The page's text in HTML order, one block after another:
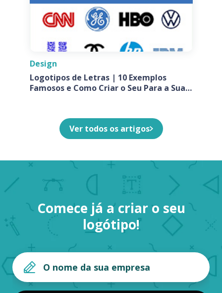
Design
Logotipos de Letras | 10 Exemplos
Famosos e Como Criar o Seu Para a Sua
Ver todos os artigos
Comece já a criar o seu
logótipo!